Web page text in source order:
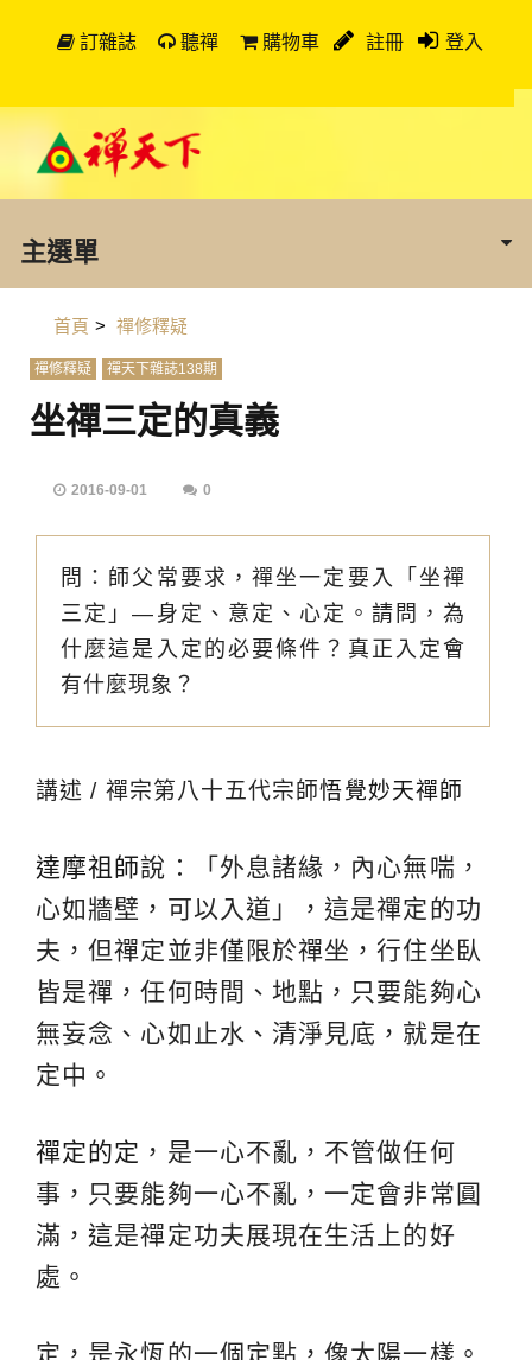
訂雜誌 聽禪 購物車 註冊 登入
主選單
首頁 > 禪修釋疑
禪修釋疑 禪天下雜誌138期
坐禪三定的真義
2016-09-01 0
問：師父常要求，禪坐一定要入「坐禪
三定」—身定、意定、心定。請問，為
什麼這是入定的必要條件？真正入定會
有什麼現象？
講述 / 禪宗第八十五代宗師悟覺妙天禪師
達摩祖師說：「外息諸緣，內心無喘，
心如牆壁，可以入道」，這是禪定的功
夫，但禪定並非僅限於禪坐，行住坐臥
皆是禪，任何時間、地點，只要能夠心
無妄念、心如止水、清淨見底，就是在
定中。
禪定的定 ，是一心不亂，不管做任何
事，只要能夠一心不亂，一定會非常圓
滿，這是禪定功夫展現在生活上的好
處。
定，是永恆的一個定點，像太陽一樣。